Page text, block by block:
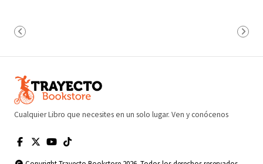
Cualquier Libro que necesites en un solo lugar. Ven y conócenos